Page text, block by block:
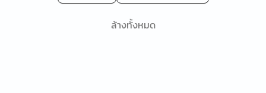
ล้างทั้งหมด